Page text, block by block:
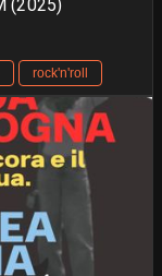
(2025)
rock'n'roll